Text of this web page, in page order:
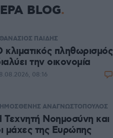
BLOG
ΠΑΙΔΗΣ
κλιματικός πληθωρισμός
την οικονομία
08:16
ΑΝΑΓΝΩΣΤΟΠΟΥΛΟΣ
Τεχνητή Νοημοσύνη και
μάχες της Ευρώπης